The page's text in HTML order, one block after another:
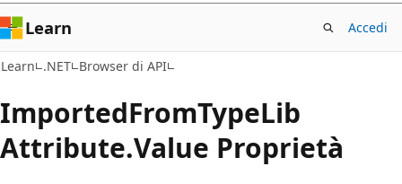
Learn Accedi
Learn .NET Browser di API
ImportedFromTypeLib
Attribute.Value Proprietà